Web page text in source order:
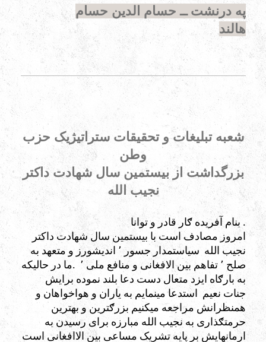
په درنشت ــ حسام الدین حسام
هالند
شعبه تبلیغات و تحقیقات ستراتیژیک حزب
وطن
بزرگداشت از بیستمین سال شهادت داکتر
نجیب الله
بنام آفریده ګار قادر و توانا .
امروز مصادف است با بیستمین سال شهادت داکتر
نجیب الله سیاستمدار جسور ٬ اندیشورز و متعهد به
صلح ٬ تفاهم بین الافغانی و منافع ملی ٬ .ما در حالیکه
به بارګاه ایزد متعال دست دعا بلند نموده برایش
جنات نعیم استدعا مینمایم به یاران و هواخواهان و
همنظرانش مراجعه میکنیم بزرګترین و بهترین
حرمتګذاری به نجیب الله مبارزه برای رسیدن به
ارمانهایش بر پایه تشریک مساعی بین الاافغانی است